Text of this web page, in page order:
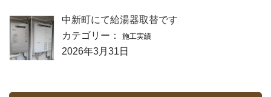
中新町にて給湯器取替です
カテゴリー：
施工実績
2026年3月31日